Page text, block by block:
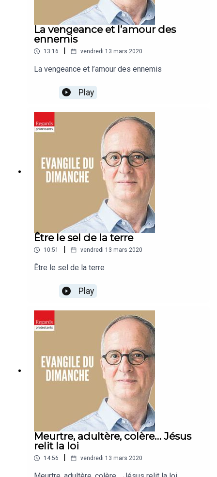
La vengeance et l’amour des
ennemis
13:16 vendredi 13 mars 2020
La vengeance et l’amour des ennemis
Play
Être le sel de la terre
10:51 vendredi 13 mars 2020
Être le sel de la terre
Play
Meurtre, adultère, colère… Jésus
relit la loi
14:56 vendredi 13 mars 2020